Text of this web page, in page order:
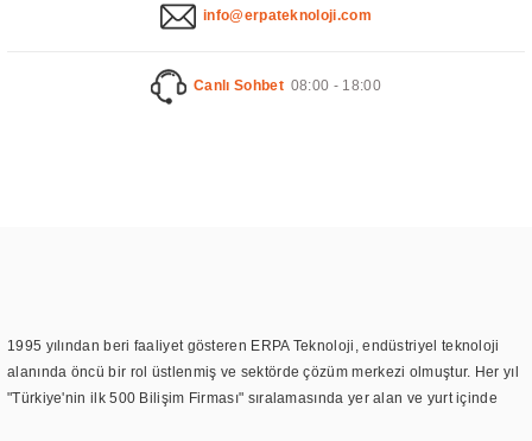
info@erpateknoloji.com
Canlı Sohbet 08:00 - 18:00
1995 yılından beri faaliyet gösteren ERPA Teknoloji, endüstriyel teknoloji
alanında öncü bir rol üstlenmiş ve sektörde çözüm merkezi olmuştur. Her yıl
"Türkiye'nin ilk 500 Bilişim Firması" sıralamasında yer alan ve yurt içinde